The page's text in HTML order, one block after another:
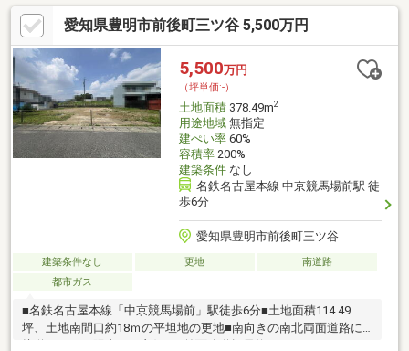
引渡し▼周辺環境・セブンイレブン中京競馬場前店 徒歩6分(約
470m)・ドラッグユタカ緑境松店 徒歩7分(約560m)・はざま公園
徒歩8分(約590m)・栄小学校 徒歩11分(約840m)■ ご希望の住まい
探しをお手伝いします ━━━━━・・・物件の詳細・ご相談はお
気軽にお問い合わせください。
愛知県豊明市前後町三ツ谷 5,500万円
5,500万円
（坪単価:-）
土地面積378.49m2
用途地域無指定
建ぺい率60%
容積率200%
建築条件なし
名鉄名古屋本線 中京競馬場前駅 徒
歩6分
愛知県豊明市前後町三ツ谷
建築条件なし 更地
南道路
都市ガス
■名鉄名古屋本線「中京競馬場前」駅徒歩6分■土地面積114.49
坪、土地南間口約18ｍの平坦地の更地■南向きの南北両面道路に